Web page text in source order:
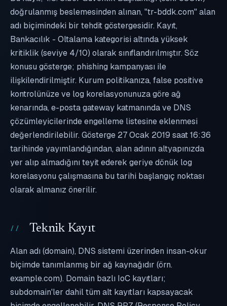
doğrulanmış beslemesinden alınan, "tr-bddk.com" alan
adı biçimindeki bir tehdit göstergesidir. Kayıt,
Bankacılık - Oltalama kategorisi altında yüksek
kritiklik (seviye 4/10) olarak sınıflandırılmıştır. Söz
konusu gösterge; phishing kampanyası ile
ilişkilendirilmiştir. Kurum politikanıza, false positive
kontrolünüze ve log korelasyonunuza göre ağ
kenarında, e-posta gateway katmanında ve DNS
çözümleyicilerinde engelleme listesine eklenmesi
değerlendirilebilir. Gösterge 27 Ocak 2019 saat 16:36
tarihinde yayımlandığından, alan adının altyapınızda
yer alıp almadığını teyit ederek geriye dönük log
korelasyonu çalışmasına bu tarihi başlangıç noktası
olarak almanız önerilir.
Teknik Kayıt
Alan adı (domain), DNS sistemi üzerinden insan-okur
biçimde tanımlanmış bir ağ kaynağıdır (örn.
example.com). Domain bazlı IoC kayıtları;
subdomain'ler dahil tüm alt kayıtları kapsayacak